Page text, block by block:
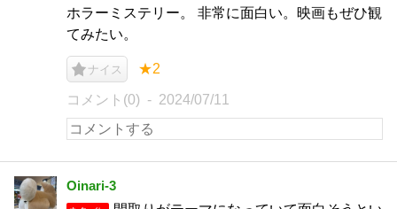
ホラーミステリー。 非常に面白い。映画もぜひ観
てみたい。
ナイス ★2
コメント(0) 2024/07/11
Oinari-3